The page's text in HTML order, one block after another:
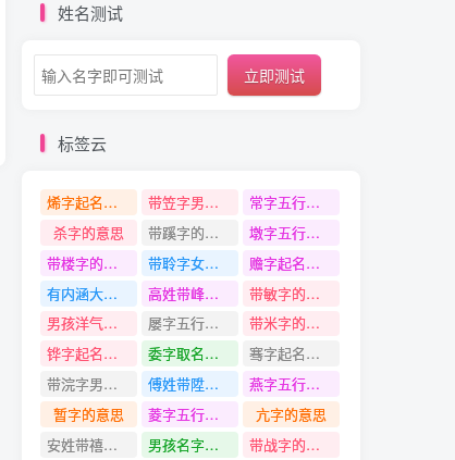
姓名测试
立即测试
标签云
烯字起名寓意 带笠字男孩名字
常字五行是什么
杀字的意思
带蹊字的名字
墩字五行是什么
带楼字的名字
带聆字女孩名字
赡字起名寓意
有内涵大气的女孩名字
高姓带峰字名字
带敏字的名字
男孩洋气高雅的名字
屡字五行是什么
带米字的名字
铧字起名寓意
委字取名的寓意
骞字起名寓意
带浣字男孩名字
傅姓带陞字名字
燕字五行是什么
暂字的意思
菱字五行是什么
亢字的意思
安姓带禧字名字
男孩名字带有怿字的
带战字的名字